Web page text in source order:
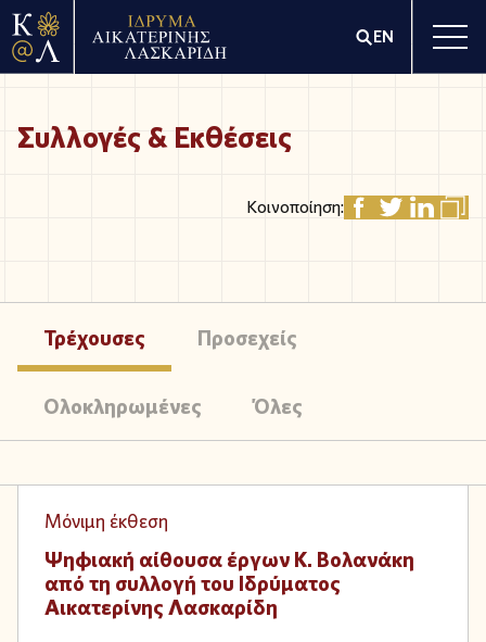
EN
Συλλογές & Εκθέσεις
Κοινοποίηση:
Τρέχουσες Προσεχείς
Ολοκληρωμένες Όλες
Digital
Μόνιμη έκθεση
Ψηφιακή αίθουσα έργων Κ. Βολανάκη
από τη συλλογή του Ιδρύματος
Αικατερίνης Λασκαρίδη